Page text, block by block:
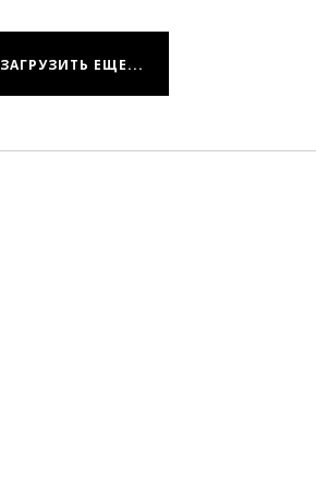
ЗАГРУЗИТЬ ЕЩЕ...